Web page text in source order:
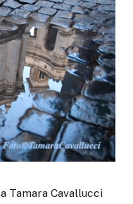
Tamara Cavallucci